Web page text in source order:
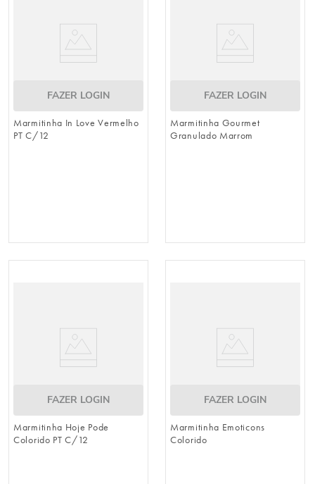
FAZER LOGIN
Marmitinha In Love Vermelho
PT C/12
FAZER LOGIN
Marmitinha Gourmet
Granulado Marrom
FAZER LOGIN
Marmitinha Hoje Pode
Colorido PT C/12
FAZER LOGIN
Marmitinha Emoticons
Colorido